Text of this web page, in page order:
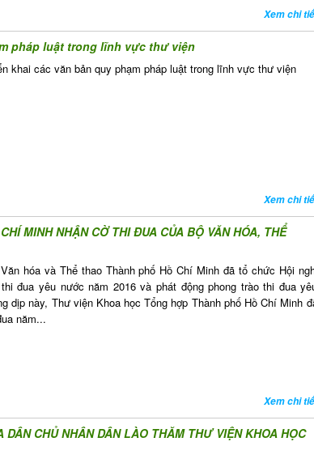
Xem chi
pháp luật trong lĩnh vực thư viện
khai các văn bản quy phạm pháp luật trong lĩnh vực thư viện
Xem chi
MINH NHẬN CỜ THI ĐUA CỦA BỘ VĂN HÓA, THỂ
hóa và Thể thao Thành phố Hồ Chí Minh đã tổ chức Hội
đua yêu nước năm 2016 và phát động phong trào thi đua
dịp này, Thư viện Khoa học Tổng hợp Thành phố Hồ Chí Minh
năm...
Xem chi
CHỦ NHÂN DÂN LÀO THĂM THƯ VIỆN KHOA HỌC